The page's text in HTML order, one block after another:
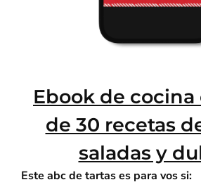
Ebook de cocina
de 30 recetas
saladas y
Este abc de tartas es para vos si: